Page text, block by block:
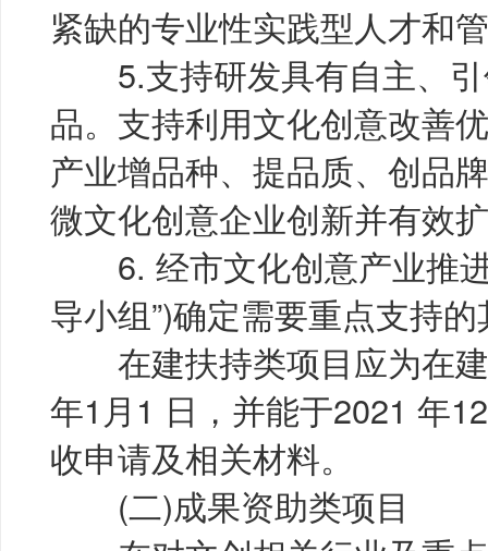
紧缺的专业性实践型人才和
5.支持研发具有自主、引
品。支持利用文化创意改善
产业增品种、提品质、创品
微文化创意企业创新并有效
6. 经市文化创意产业推进
导小组”)确定需要重点支持
在建扶持类项目应为在建
年1月1 日，并能于2021 年
收申请及相关材料。
(二)成果资助类项目